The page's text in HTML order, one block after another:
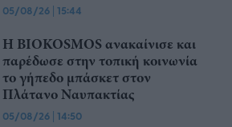
05/08/26 | 15:44
Η BIOKOSMOS ανακαίνισε και
παρέδωσε στην τοπική κοινωνία
το γήπεδο μπάσκετ στον
Πλάτανο Ναυπακτίας
05/08/26 | 14:50